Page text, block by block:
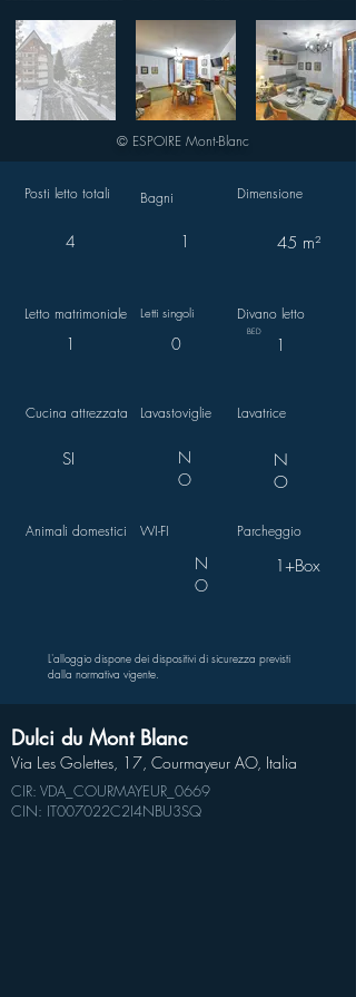
© ESPOIRE Mont-Blanc
Posti letto totali
4
Bagni
1
Dimensione
45 m²
Letto matrimoniale Letti singoli Divano letto
1 0
BED
1
Cucina attrezzata Lavastoviglie Lavatrice
SI
N
O
N
O
Animali domestici WI-FI
N
O
Parcheggio
1+Box
L'alloggio dispone dei dispositivi di sicurezza previsti
dalla normativa vigente.
Dulci du Mont Blanc
Via Les Golettes, 17, Courmayeur AO, Italia
CIR: VDA_COURMAYEUR_0669
CIN: IT007022C2I4NBU3SQ